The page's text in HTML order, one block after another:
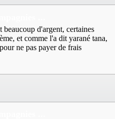
beaucoup d'argent, certaines
et comme l'a dit yarané tana,
ne pas payer de frais